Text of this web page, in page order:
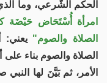
الحكم الشَّرعي، وما
امرأة أُسْتَحَاض حَيْضَة
الصلاة والصوم" يعني:
الصلاة والصوم بناء
الأمر، ثم بَيَّنَ لها